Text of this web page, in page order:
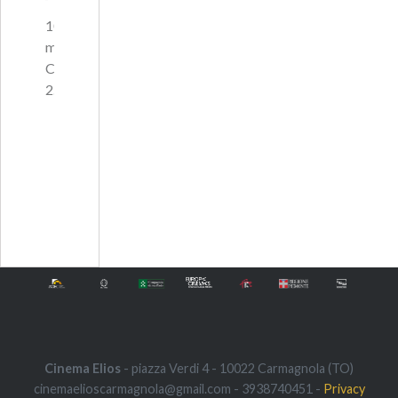
105
minuti,
Commedia,
2…
Cinema Elios - piazza Verdi 4 - 10022 Carmagnola (TO)
cinemaelioscarmagnola@gmail.com - 3938740451 - Privacy